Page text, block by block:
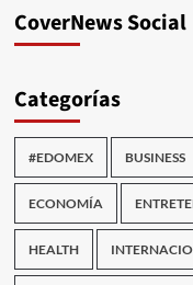
CoverNews Social
Categorías
#EDOMEX BUSINESS
ECONOMÍA
HEALTH